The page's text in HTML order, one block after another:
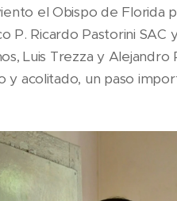
el Obispo de Florida
P. Ricardo Pastorini
Luis Trezza y
y acolitado, un paso